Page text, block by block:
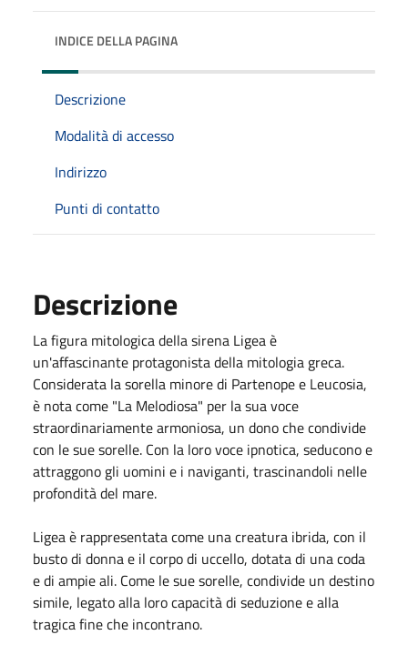
INDICE DELLA PAGINA
Descrizione
Modalità di accesso
Indirizzo
Punti di contatto
Descrizione
La figura mitologica della sirena Ligea è
un'affascinante protagonista della mitologia greca.
Considerata la sorella minore di Partenope e Leucosia,
è nota come "La Melodiosa" per la sua voce
straordinariamente armoniosa, un dono che condivide
con le sue sorelle. Con la loro voce ipnotica, seducono e
attraggono gli uomini e i naviganti, trascinandoli nelle
profondità del mare.
Ligea è rappresentata come una creatura ibrida, con il
busto di donna e il corpo di uccello, dotata di una coda
e di ampie ali. Come le sue sorelle, condivide un destino
simile, legato alla loro capacità di seduzione e alla
tragica fine che incontrano.